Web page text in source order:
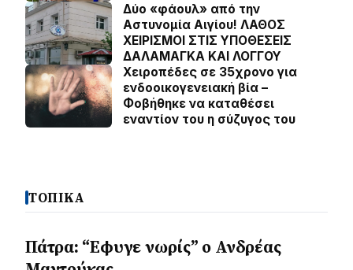
Δύο «φάουλ» από την
Αστυνομία Αιγίου! ΛΑΘΟΣ
ΧΕΙΡΙΣΜΟΙ ΣΤΙΣ ΥΠΟΘΕΣΕΙΣ
ΔΑΛΑΜΑΓΚΑ ΚΑΙ ΛΟΓΓΟΥ
Χειροπέδες σε 35χρονο για
ενδοοικογενειακή βία –
Φοβήθηκε να καταθέσει
εναντίον του η σύζυγος του
ΤΟΠΙΚΑ
Πάτρα: “Εφυγε νωρίς” ο Ανδρέας